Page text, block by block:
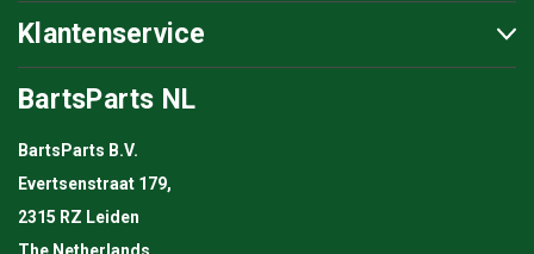
Klantenservice
BartsParts NL
BartsParts B.V.
Evertsenstraat 179,
2315 RZ Leiden